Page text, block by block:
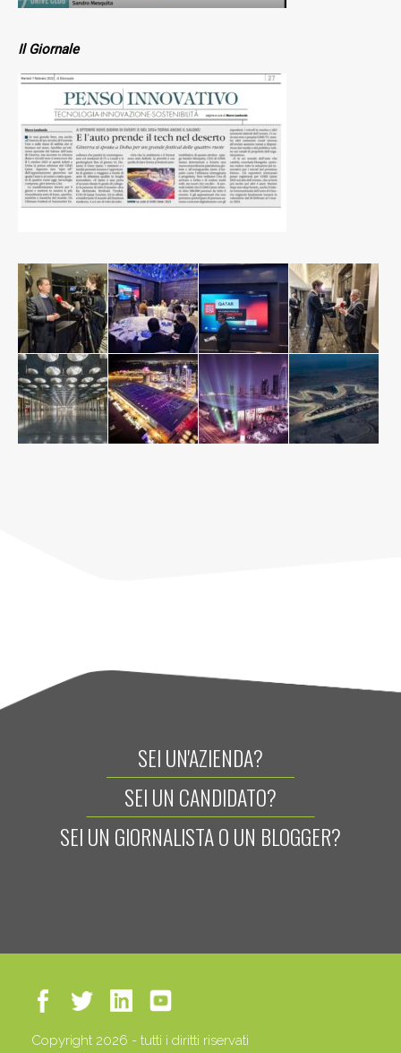
Il Giornale
SEI UN'AZIENDA?
SEI UN CANDIDATO?
SEI UN GIORNALISTA O UN BLOGGER?
Copyright 2026 - tutti i diritti riservati